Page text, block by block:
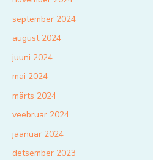
september 2024
august 2024
juuni 2024
mai 2024
märts 2024
veebruar 2024
jaanuar 2024
detsember 2023